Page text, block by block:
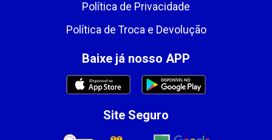
Política de Privacidade
Política de Troca e Devolução
Baixe já nosso APP
Site Seguro